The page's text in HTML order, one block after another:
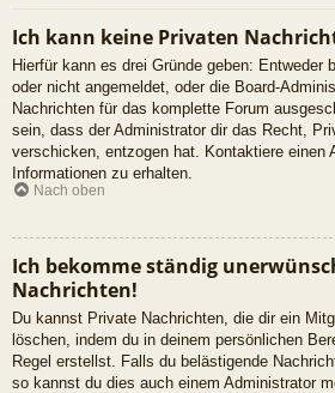
Ich kann keine Privaten
Hierfür kann es drei Gründe geben: Entweder
oder nicht angemeldet, oder die Board-
Nachrichten für das komplette Forum
sein, dass der Administrator dir das Recht,
verschicken, entzogen hat. Kontaktiere einen
Informationen zu erhalten.
Nach oben
Ich bekomme ständig
Nachrichten!
Du kannst Private Nachrichten, die dir ein
löschen, indem du in deinem persönlichen
Regel erstellst. Falls du belästigende
so kannst du dies auch einem Administrator